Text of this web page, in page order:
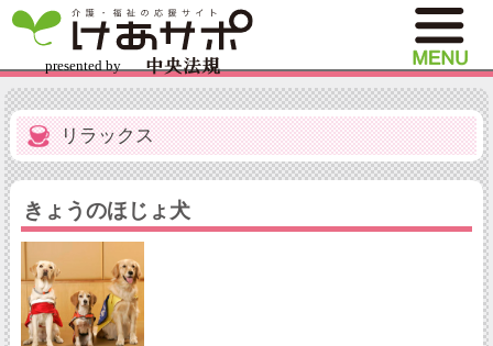
リラックス
きょうのほじょ犬